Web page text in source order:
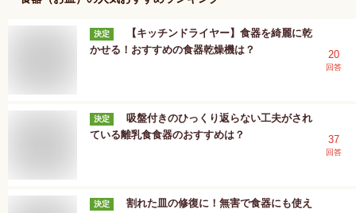
決定
【キッチンドライヤー】食器を綺麗に乾
かせる！おすすめの食器乾燥機は？
20
回答
決定
吸盤付きのひっくり返らない工夫がされ
ている離乳食食器のおすすめは？
37
回答
決定
割れた皿の修復に！無害で食器にも使え